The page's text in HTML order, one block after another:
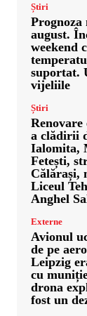
Știri
Prognoza
august.
weekend
suportat.
vijeliile
Știri
Renovare
a clădirii
Ialomita,
Fetești,
Călărași,
Liceul
Anghel
Externe
Avionul
de pe
Leipzig
cu
drona
fost un